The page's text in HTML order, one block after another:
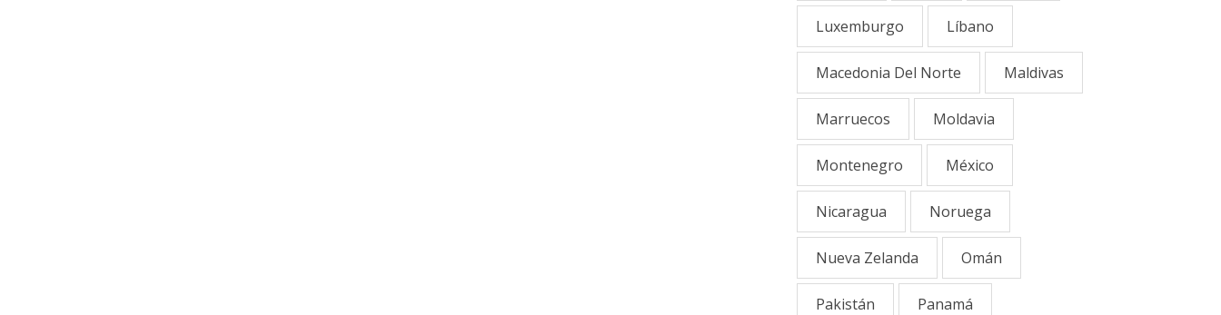
Luxemburgo Líbano
Macedonia Del Norte Maldivas
Marruecos Moldavia
Montenegro México
Nicaragua Noruega
Nueva Zelanda Omán
Pakistán Panamá